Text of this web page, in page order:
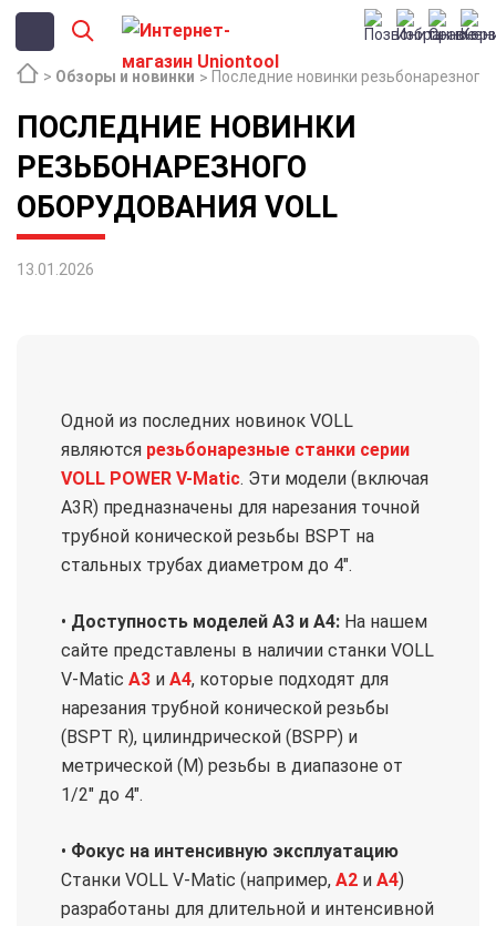
Обзоры и новинки Последние новинки резьбонарезного
ПОСЛЕДНИЕ НОВИНКИ
РЕЗЬБОНАРЕЗНОГО
ОБОРУДОВАНИЯ VOLL
13.01.2026
Одной из последних новинок VOLL
являются резьбонарезные станки серии
VOLL POWER V-Matic. Эти модели (включая
A3R) предназначены для нарезания точной
трубной конической резьбы BSPT на
стальных трубах диаметром до 4".
• Доступность моделей A3 и A4: На нашем
сайте представлены в наличии станки VOLL
V-Matic A3 и A4, которые подходят для
нарезания трубной конической резьбы
(BSPT R), цилиндрической (BSPP) и
метрической (М) резьбы в диапазоне от
1/2" до 4".
• Фокус на интенсивную эксплуатацию
Станки VOLL V-Matic (например, A2 и A4)
разработаны для длительной и интенсивной